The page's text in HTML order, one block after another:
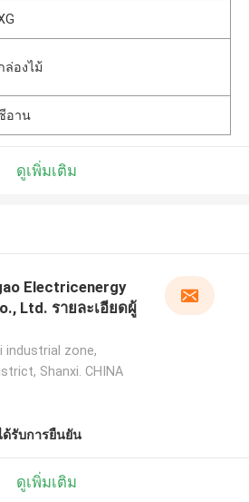
ล่องไม้
อาน
ดูเพิ่มเติม
Electricenergy
Ltd. รายละเอียดผู้
industrial zone,
Shanxi. CHINA
ด้รับการยืนยัน
ดูเพิ่มเติม